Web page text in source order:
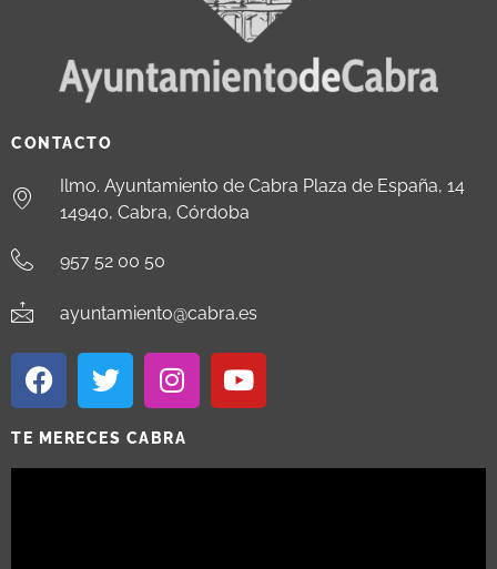
CONTACTO
Ilmo. Ayuntamiento de Cabra Plaza de España, 14
14940, Cabra, Córdoba
957 52 00 50
ayuntamiento@cabra.es
TE MERECES CABRA